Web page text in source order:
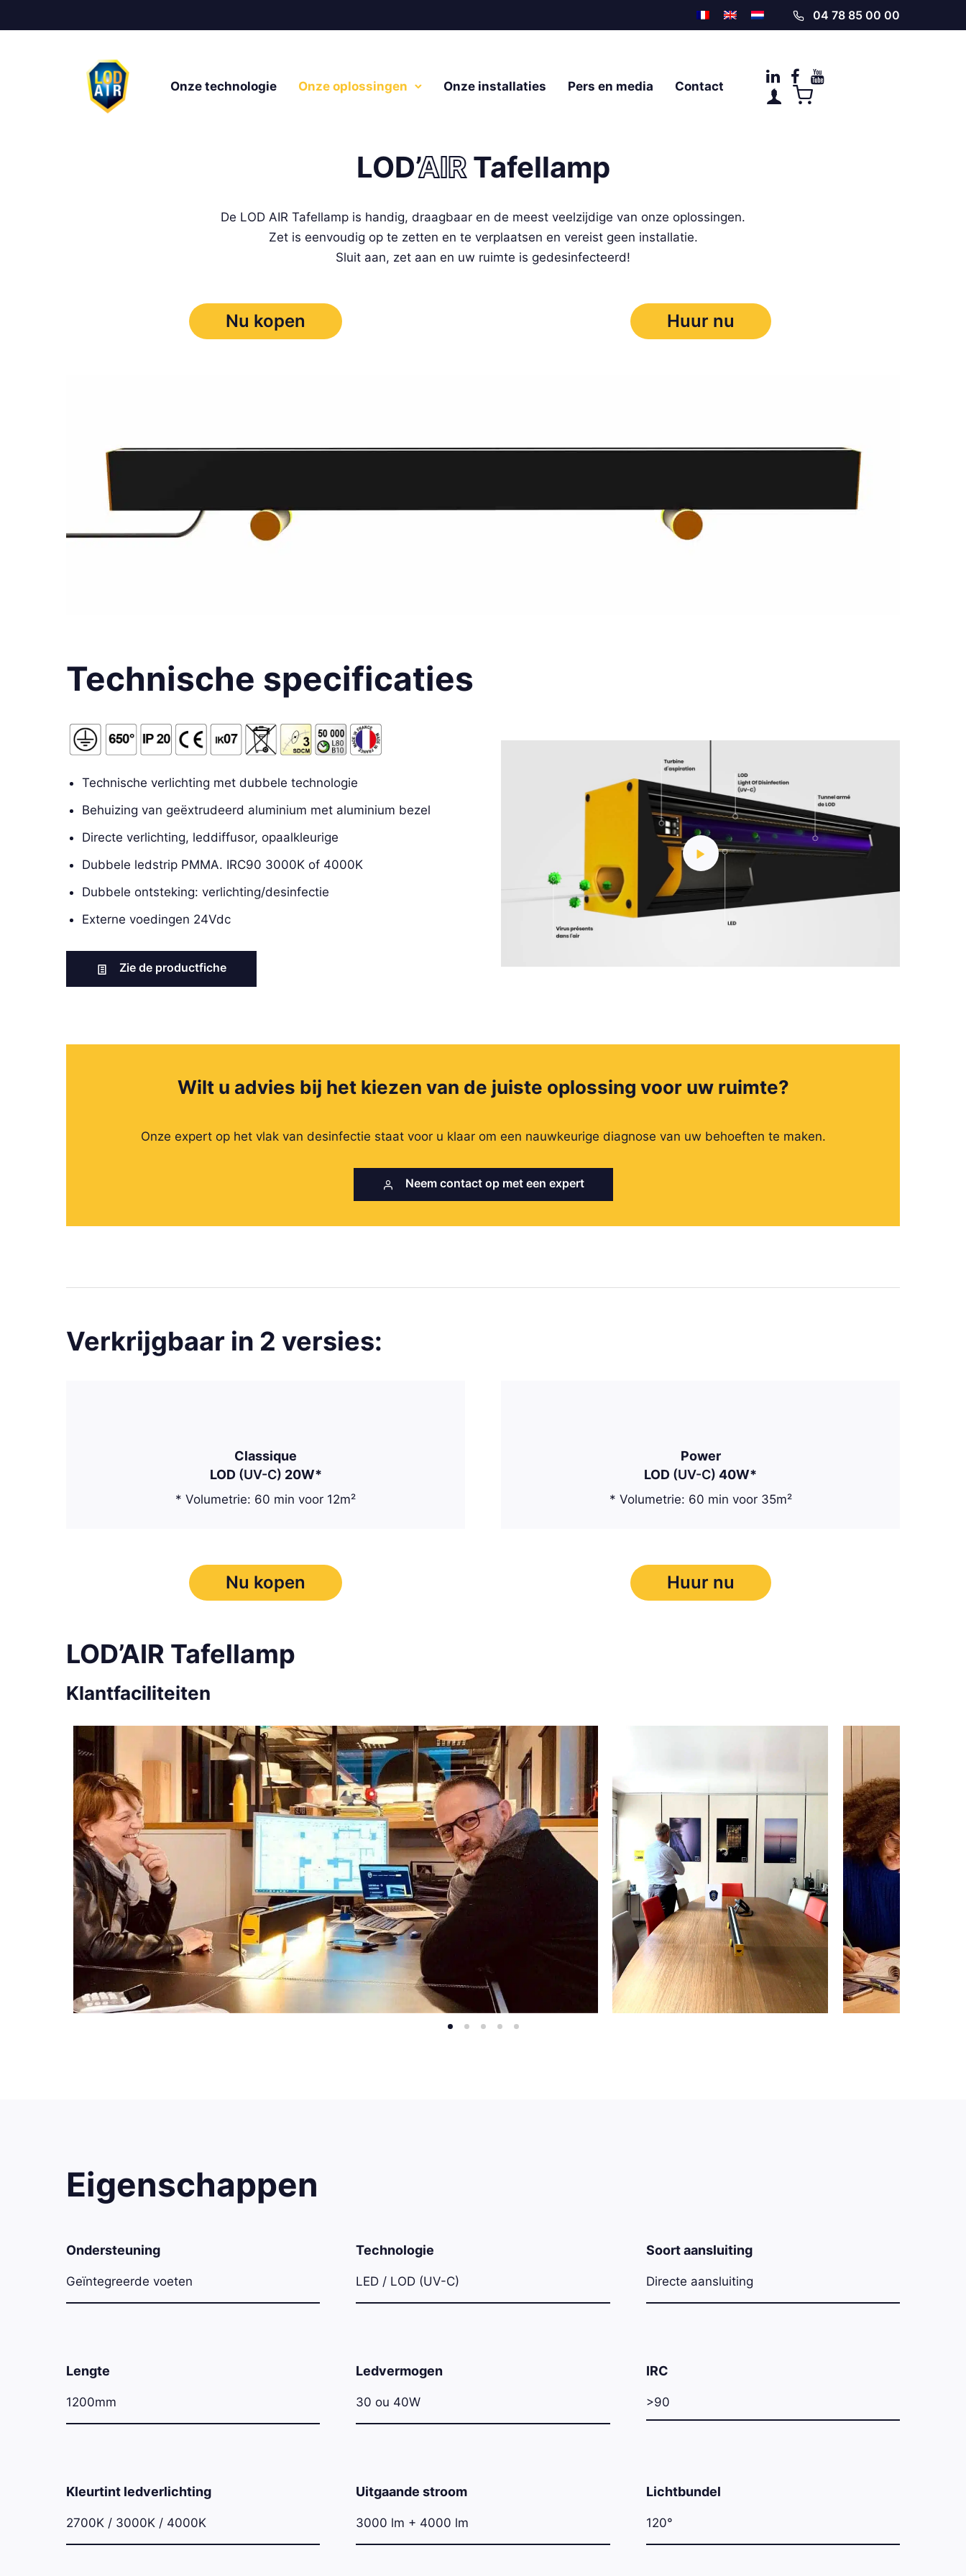
04 78 85 00 00
Onze technologie Onze oplossingen Onze installaties Pers en media Contact
LOD’AIRTafellamp
De LOD AIR Tafellamp is handig, draagbaar en de meest veelzijdige van onze oplossingen.
Zet is eenvoudig op te zetten en te verplaatsen en vereist geen installatie.
Sluit aan, zet aan en uw ruimte is gedesinfecteerd!
Nu kopen Huur nu
Technische specificaties
Technische verlichting met dubbele technologie
Behuizing van geëxtrudeerd aluminium met aluminium bezel
Directe verlichting, leddiffusor, opaalkleurige
Dubbele ledstrip PMMA. IRC90 3000K of 4000K
Dubbele ontsteking: verlichting/desinfectie
Externe voedingen 24Vdc
Zie de productfiche
Wilt u advies bij het kiezen van de juiste oplossing voor uw ruimte?
Onze expert op het vlak van desinfectie staat voor u klaar om een nauwkeurige diagnose van uw behoeften te maken.
Neem contact op met een expert
Verkrijgbaar in 2 versies:
Classique
LOD (UV-C) 20W*
* Volumetrie: 60 min voor 12m²
Power
LOD (UV-C) 40W*
* Volumetrie: 60 min voor 35m²
Nu kopen Huur nu
LOD’AIR Tafellamp
Klantfaciliteiten
Eigenschappen
Ondersteuning
Geïntegreerde voeten
Technologie
LED / LOD (UV-C)
Soort aansluiting
Directe aansluiting
Lengte
1200mm
Ledvermogen
30 ou 40W
IRC
>90
Kleurtint ledverlichting
2700K / 3000K / 4000K
Uitgaande stroom
3000 lm + 4000 lm
Lichtbundel
120°